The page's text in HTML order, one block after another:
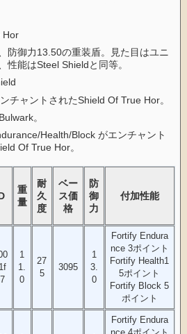
Hor
防御力13.50の重装盾。見た目はユニ
性能はSteel Shieldと同等。
チャントされたShield Of True Hor。
。
Health/Block がエンチャント
Of True Hor。
重
量
耐
久
度
ベー
ス価
格
防
御
力
付加性能
1
1.
0
27
5
3095
1
3.
0
Fortify Endura
nce 3ポイント
Fortify Health1
5ポイント
Fortify Block 5
ポイント
Fortify Endura